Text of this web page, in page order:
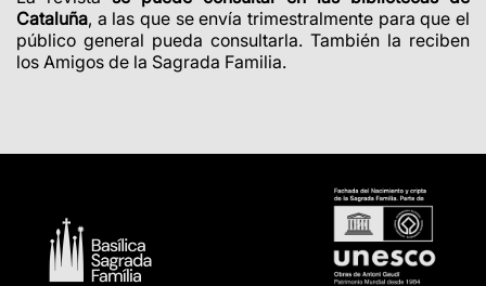
Cataluña, a las que se envía trimestralmente para que el
público general pueda consultarla. También la reciben
los Amigos de la Sagrada Familia.